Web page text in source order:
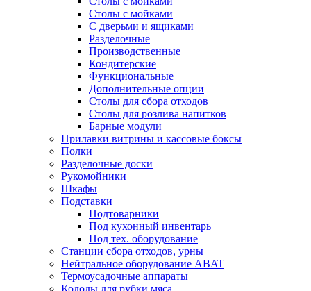
Столы с мойками
С дверьми и ящиками
Разделочные
Производственные
Кондитерские
Функциональные
Дополнительные опции
Столы для сбора отходов
Столы для розлива напитков
Барные модули
Прилавки витрины и кассовые боксы
Полки
Разделочные доски
Рукомойники
Шкафы
Подставки
Подтоварники
Под кухонный инвентарь
Под тех. оборудование
Cтанции сбора отходов, урны
Нейтральное оборудование ABAT
Термоусадочные аппараты
Колоды для рубки мяса